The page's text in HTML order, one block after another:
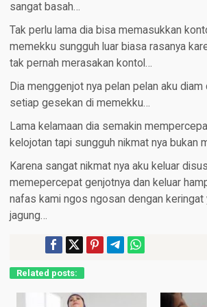
sangat basah…
Tak perlu lama dia bisa memasukkan
memekku sungguh luar biasa rasanya
tak pernah merasakan kontol…
Dia menggenjot nya pelan pelan aku diam
setiap gesekan di memekku…
Lama kelamaan dia semakin
kelojotan tapi sungguh nikmat nya bukan
Karena sangat nikmat nya aku keluar
memepercepat genjotnya dan keluar
nafas kami ngos ngosan dengan keringat
jagung…
Related posts: